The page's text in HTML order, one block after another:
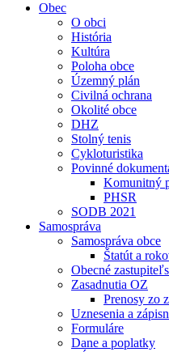
Obec
O obci
História
Kultúra
Poloha obce
Územný plán
Civilná ochrana
Okolité obce
DHZ
Stolný tenis
Cykloturistika
Povinné
Komunitný
PHSR
SODB 2021
Samospráva
Samospráva obce
Štatút a
Obecné
Zasadnutia OZ
Prenosy zo
Uznesenia a
Formuláre
Dane a poplatky